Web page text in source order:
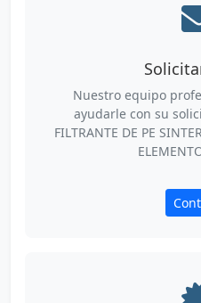
Nuestro equipo
ayudarle con su
FILTRANTE DE PE